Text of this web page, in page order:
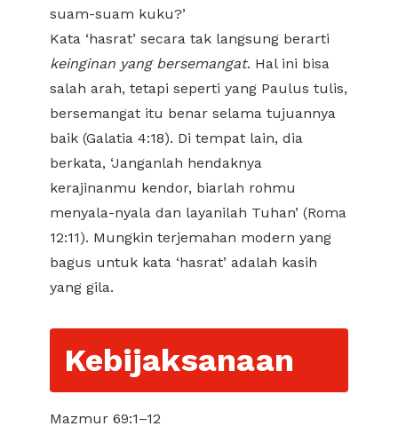
suam-suam kuku?’
Kata ‘hasrat’ secara tak langsung berarti
keinginan yang bersemangat. Hal ini bisa
salah arah, tetapi seperti yang Paulus tulis,
bersemangat itu benar selama tujuannya
baik (Galatia 4:18). Di tempat lain, dia
berkata, ‘Janganlah hendaknya
kerajinanmu kendor, biarlah rohmu
menyala-nyala dan layanilah Tuhan’ (Roma
12:11). Mungkin terjemahan modern yang
bagus untuk kata ‘hasrat’ adalah kasih
yang gila.
Kebijaksanaan
Mazmur 69:1–12